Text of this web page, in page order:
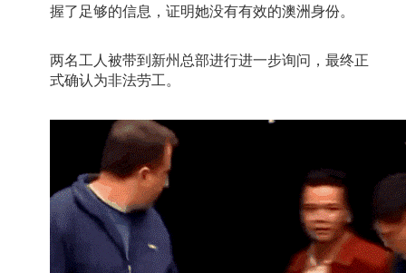
握了足够的信息，证明她没有有效的澳洲身份。
两名工人被带到新州总部进行进一步询问，最终正
式确认为非法劳工。